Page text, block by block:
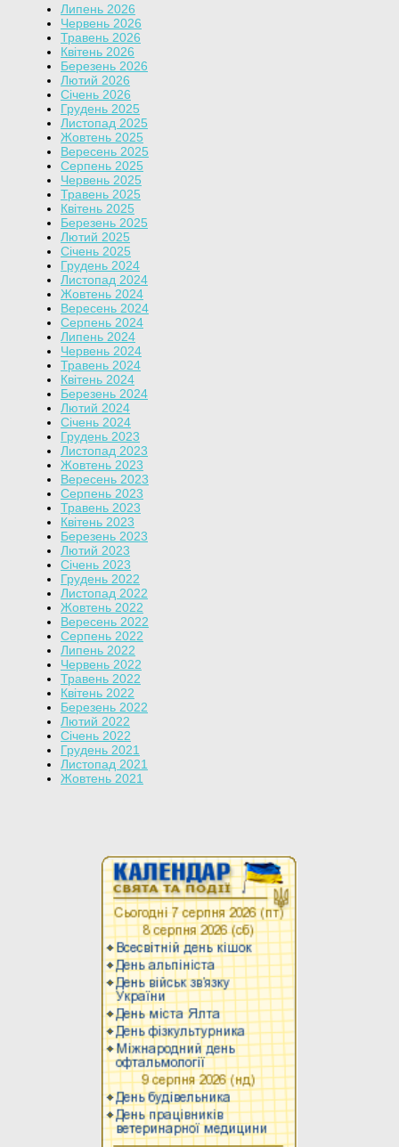
Липень 2026
Червень 2026
Травень 2026
Квітень 2026
Березень 2026
Лютий 2026
Січень 2026
Грудень 2025
Листопад 2025
Жовтень 2025
Вересень 2025
Серпень 2025
Червень 2025
Травень 2025
Квітень 2025
Березень 2025
Лютий 2025
Січень 2025
Грудень 2024
Листопад 2024
Жовтень 2024
Вересень 2024
Серпень 2024
Липень 2024
Червень 2024
Травень 2024
Квітень 2024
Березень 2024
Лютий 2024
Січень 2024
Грудень 2023
Листопад 2023
Жовтень 2023
Вересень 2023
Серпень 2023
Травень 2023
Квітень 2023
Березень 2023
Лютий 2023
Січень 2023
Грудень 2022
Листопад 2022
Жовтень 2022
Вересень 2022
Серпень 2022
Липень 2022
Червень 2022
Травень 2022
Квітень 2022
Березень 2022
Лютий 2022
Січень 2022
Грудень 2021
Листопад 2021
Жовтень 2021